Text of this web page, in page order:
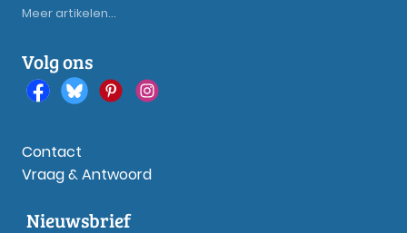
Meer artikelen...
Volg ons
Contact
Vraag & Antwoord
Nieuwsbrief